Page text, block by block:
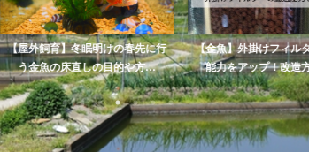
【屋外飼育】冬眠明けの春先に行
う金魚の床直しの目的や方...
【金魚】外掛けフィル
能力をアップ！改造